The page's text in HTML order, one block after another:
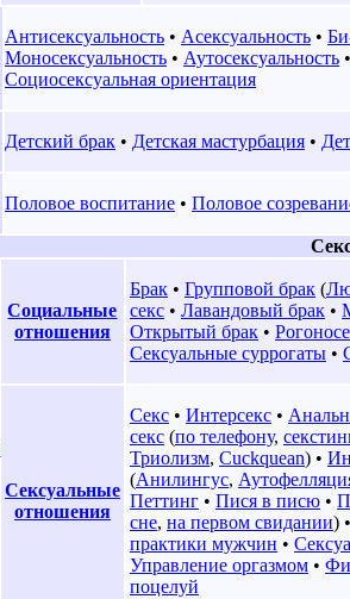
Антисексуальность • Асексуальность •
Моносексуальность • Аутосексуальность
Социосексуальная ориентация
Детский брак • Детская мастурбация •
Половое воспитание • Половое
Социальные
отношения
Брак • Групповой брак (
секс • Лавандовый брак •
Открытый брак •
Сексуальные суррогаты •
Сексуальные
отношения
Секс • Интерсекс •
секс (по телефону,
Триолизм, Cuckquean) •
(Анилингус,
Петтинг • Пися в писю •
сне, на первом свидании)
практики мужчин •
Управление оргазмом •
поцелуй